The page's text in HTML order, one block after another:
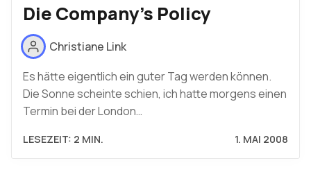
Die Company's Policy
Christiane Link
Es hätte eigentlich ein guter Tag werden können.
Die Sonne scheinte schien, ich hatte morgens einen
Termin bei der London…
LESEZEIT: 2 MIN. 1. MAI 2008